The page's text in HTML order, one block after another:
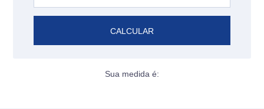
CALCULAR
Sua medida é: